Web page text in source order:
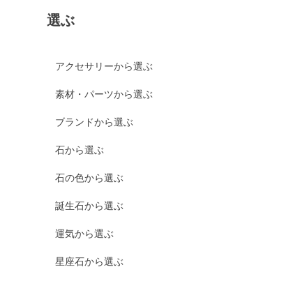
選ぶ
アクセサリーから選ぶ
素材・パーツから選ぶ
ブランドから選ぶ
石から選ぶ
石の色から選ぶ
誕生石から選ぶ
運気から選ぶ
星座石から選ぶ